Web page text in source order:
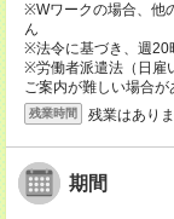
※Wワークの場合、他
ん
※法令に基づき、週20
※労働者派遣法（日雇
ご案内が難しい場合が
残業時間 残業はありま
期間